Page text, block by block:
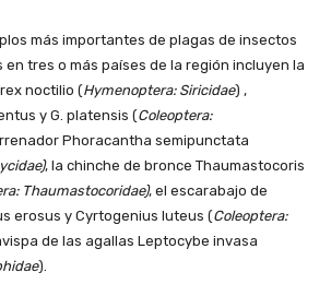
más importantes de plagas de insectos
tres o más países de la región incluyen la
noctilio (Hymenoptera: Siricidae) ,
y G. platensis (Coleoptera:
Phoracantha semipunctata
, la chinche de bronce Thaumastocoris
Thaumastocoridae), el escarabajo de
erosus y Cyrtogenius luteus (Coleoptera:
de las agallas Leptocybe invasa
).